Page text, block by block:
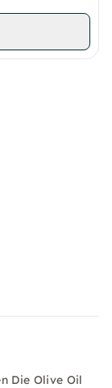
Die Olive Oil